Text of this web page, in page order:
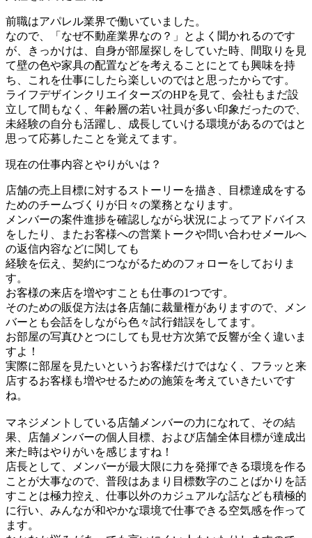
前職はアパレル業界で働いていました。
なので、「なぜ不動産業界なの？」とよく聞かれるのです
が、きっかけは、自身が部屋探しをしていた時、間取りを見
て壁の色や家具の配置などを考えることにとても興味を持
ち、これを仕事にしたら楽しいのではと思ったからです。
ライフデザインクリエイターズのHPを見て、会社もまだ設
立して間もなく、年齢層の若い社員が多い印象だったので、
未経験の自分も活躍し、成長していける環境があるのではと
思って応募したことを覚えてます。
現在の仕事内容とやりがいは？
店舗の売上目標に対するストーリーを描き、目標達成をする
ためのチームづくりが日々の業務となります。
メンバーの案件進捗を確認しながら状況によってアドバイス
をしたり、またお客様への営業トークや問い合わせメールへ
の返信内容などに関しても
経験を伝え、契約につながるためのフォローをしておりま
す。
お客様の来店を増やすことも仕事の1つです。
そのための販促方法は各店舗に裁量権がありますので、メン
バーとも会話をしながら色々試行錯誤をしてます。
お部屋の写真ひとつにしても見せ方次第で反響が全く違いま
すよ！
実際に部屋を見たいというお客様だけではなく、フラッと来
店するお客様も増やせるための施策を考えていきたいです
ね。
マネジメントしている店舗メンバーの力になれて、その結
果、店舗メンバーの個人目標、および店舗全体目標が達成出
来た時はやりがいを感じますね！
店長として、メンバーが最大限に力を発揮できる環境を作る
ことが大事なので、普段はあまり目標数字のことばかりを話
すことは極力控え、仕事以外のカジュアルな話なども積極的
に行い、みんなが和やかな環境で仕事できる空気感を作って
ます。